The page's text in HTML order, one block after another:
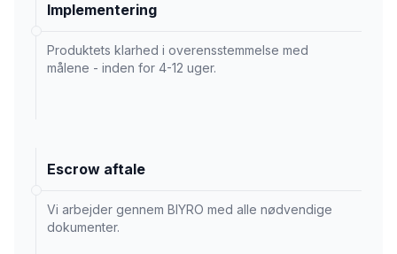
Implementering
Produktets klarhed i overensstemmelse med
målene - inden for 4-12 uger.
Escrow aftale
Vi arbejder gennem BIYRO med alle nødvendige
dokumenter.